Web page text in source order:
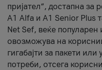
пријател“, достапна за
А1 Alfa и A1 Senior Plus
Net Sef, веќе популарен
овозможува на
гигабајти за пакети
потреби, отсега